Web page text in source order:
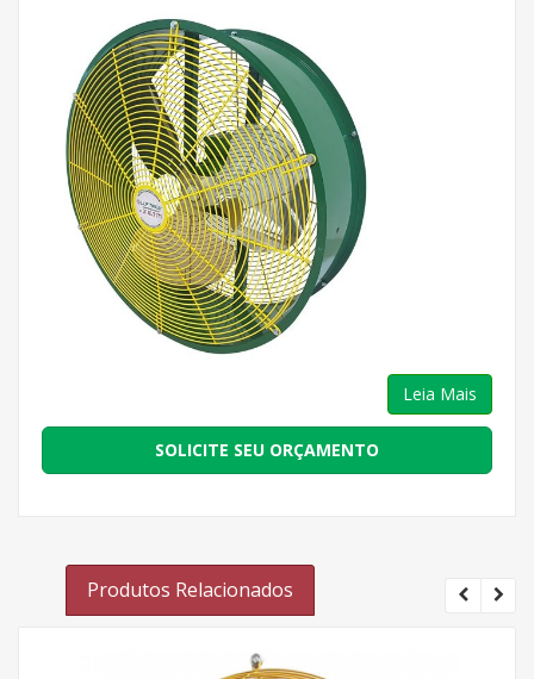
Leia Mais
SOLICITE SEU ORÇAMENTO
Produtos Relacionados